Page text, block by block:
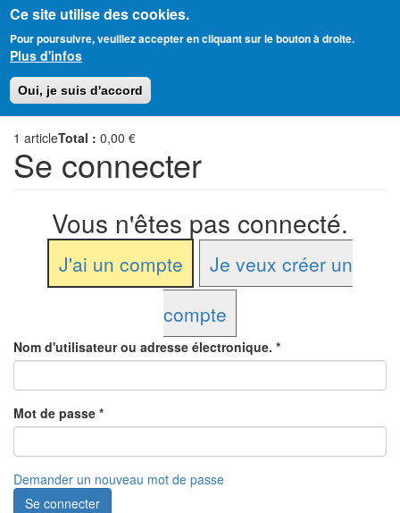
Ce site utilise des cookies.
Pour poursuivre, veuillez accepter en cliquant sur le bouton à droite.
Plus d'infos
Oui, je suis d'accord
au
contenu
principal
Amitié Judéo-Chrétienne de France
1 articleTotal : 0,00 €
Se connecter
Vous n'êtes pas connecté.
J'ai un compte
Je veux créer un
compte
Nom d'utilisateur ou adresse électronique. *
Mot de passe *
Demander un nouveau mot de passe
Se connecter